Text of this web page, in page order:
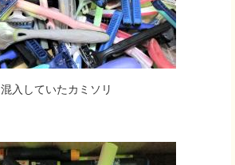
混入していたカミソリ